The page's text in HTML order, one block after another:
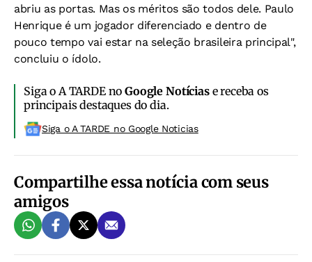
abriu as portas. Mas os méritos são todos dele. Paulo
Henrique é um jogador diferenciado e dentro de
pouco tempo vai estar na seleção brasileira principal",
concluiu o ídolo.
Siga o A TARDE noGoogle Notíciase receba os
principais destaques do dia.
Siga o A TARDE no Google Noticias
Compartilhe essa notícia com seus
amigos